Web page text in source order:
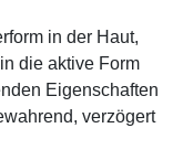
in der Haut,
die aktive Form
Eigenschaften
verzögert